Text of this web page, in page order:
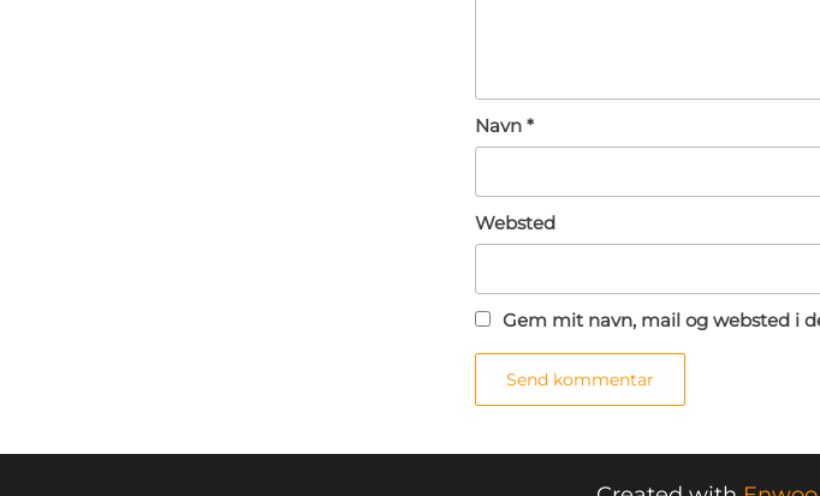
Navn *
Websted
Gem mit navn, mail og websted i